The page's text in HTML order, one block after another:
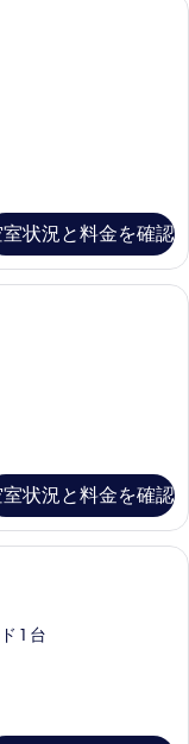
状況と料金を確認
ツインルーム | ミニバー
状況と料金を確認
ルーム | ミニバー、セー
1 台